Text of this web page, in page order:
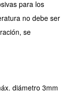
para los
no debe ser
se
diámetro 3mm